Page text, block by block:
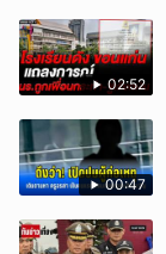
02:52
00:47